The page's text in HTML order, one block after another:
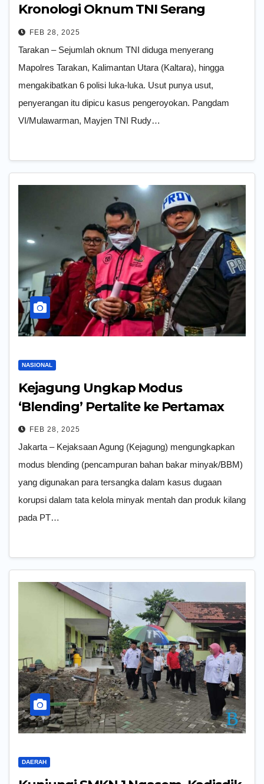
Kronologi Oknum TNI Serang
Mapolres Tarakan
FEB 28, 2025
Tarakan – Sejumlah oknum TNI diduga menyerang
Mapolres Tarakan, Kalimantan Utara (Kaltara), hingga
mengakibatkan 6 polisi luka-luka. Usut punya usut,
penyerangan itu dipicu kasus pengeroyokan. Pangdam
VI/Mulawarman, Mayjen TNI Rudy…
NASIONAL
Kejagung Ungkap Modus
‘Blending’ Pertalite ke Pertamax
FEB 28, 2025
Jakarta – Kejaksaan Agung (Kejagung) mengungkapkan
modus blending (pencampuran bahan bakar minyak/BBM)
yang digunakan para tersangka dalam kasus dugaan
korupsi dalam tata kelola minyak mentah dan produk kilang
pada PT…
DAERAH